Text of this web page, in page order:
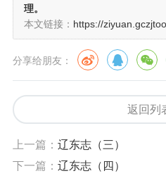
理。
本文链接： https://
分享给朋友：
返回列
上一篇： 辽东志（三）
下一篇： 辽东志（四）